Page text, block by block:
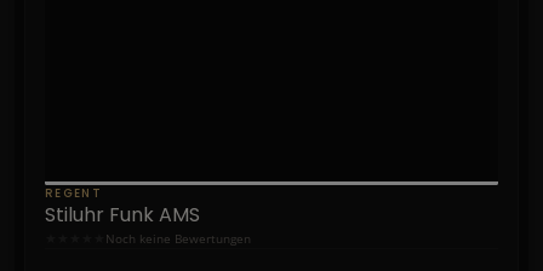
REGENT
Stiluhr Funk AMS
Noch keine Bewertungen